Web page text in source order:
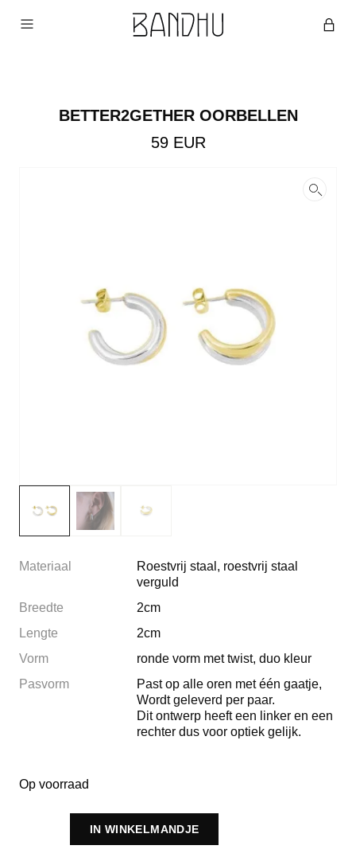
BETTER2GETHER OORBELLEN
59EUR
Materiaal
Roestvrij staal, roestvrij staal
verguld
Breedte
2cm
Lengte
2cm
Vorm
ronde vorm met twist, duo kleur
Pasvorm
Past op alle oren met één gaatje,
Wordt geleverd per paar.
Dit ontwerp heeft een linker en een
rechter dus voor optiek gelijk.
Op voorraad
IN WINKELMANDJE